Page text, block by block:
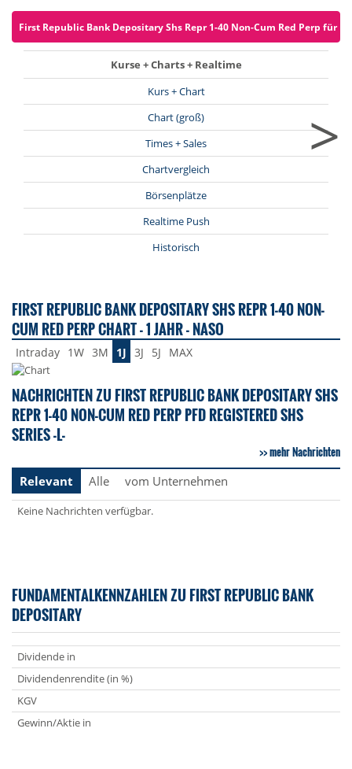
First Republic Bank Depositary Shs Repr 1-40 Non-Cum Red Perp für 0
Kurse + Charts + Realtime
Kurs + Chart
Chart (groß)
Times + Sales
Chartvergleich
Börsenplätze
Realtime Push
Historisch
>
FIRST REPUBLIC BANK DEPOSITARY SHS REPR 1-40 NON-
CUM RED PERP CHART - 1 JAHR - NASO
Intraday 1W 3M 1J 3J 5J MAX
NACHRICHTEN ZU FIRST REPUBLIC BANK DEPOSITARY SHS
REPR 1-40 NON-CUM RED PERP PFD REGISTERED SHS
SERIES -L-
mehr Nachrichten
Relevant
Alle vom Unternehmen
Keine Nachrichten verfügbar.
FUNDAMENTALKENNZAHLEN ZU FIRST REPUBLIC BANK
DEPOSITARY
Dividende in
Dividendenrendite (in %)
KGV
Gewinn/Aktie in